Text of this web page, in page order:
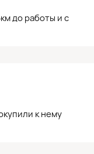
до работы и с
к нему